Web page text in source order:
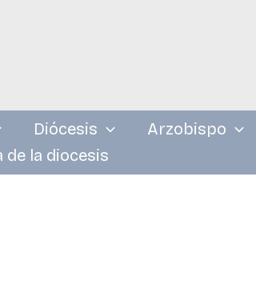
Diócesis Arzobispo
de la diocesis